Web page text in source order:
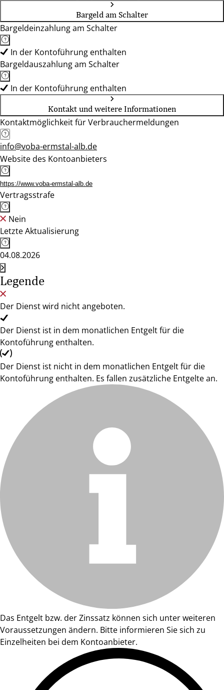
Bargeld am Schalter
Bargeldeinzahlung am Schalter
In der Kontoführung enthalten
Bargeldauszahlung am Schalter
In der Kontoführung enthalten
Kontakt und weitere Informationen
Kontaktmöglichkeit für Verbrauchermeldungen
info@voba-ermstal-alb.de
Website des Kontoanbieters
https://www.voba-ermstal-alb.de
Vertragsstrafe
Nein
Letzte Aktualisierung
04.08.2026
Legende
Der Dienst wird nicht angeboten.
Der Dienst ist in dem monatlichen Entgelt für die
Kontoführung enthalten.
Der Dienst ist nicht in dem monatlichen Entgelt für die
Kontoführung enthalten. Es fallen zusätzliche Entgelte an.
Das Entgelt bzw. der Zinssatz können sich unter weiteren
Voraussetzungen ändern. Bitte informieren Sie sich zu
Einzelheiten bei dem Kontoanbieter.